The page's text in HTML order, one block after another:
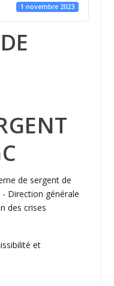
1 novembre 2023
de sergent de
Direction générale
des crises
et